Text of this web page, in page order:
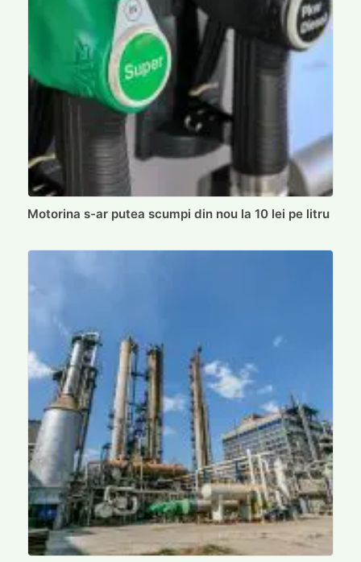
Motorina s-ar putea scumpi din nou la 10 lei pe litru